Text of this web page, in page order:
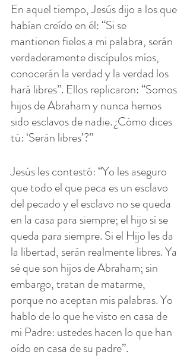
En aquel tiempo, Jesús dijo a los que
habían creído en él: “Si se
mantienen fieles a mi palabra, serán
verdaderamente discípulos míos,
conocerán la verdad y la verdad los
hará libres”. Ellos replicaron: “Somos
hijos de Abraham y nunca hemos
sido esclavos de nadie. ¿Cómo dices
tú: ‘Serán libres’?”
Jesús les contestó: “Yo les aseguro
que todo el que peca es un esclavo
del pecado y el esclavo no se queda
en la casa para siempre; el hijo sí se
queda para siempre. Si el Hijo les da
la libertad, serán realmente libres. Ya
sé que son hijos de Abraham; sin
embargo, tratan de matarme,
porque no aceptan mis palabras. Yo
hablo de lo que he visto en casa de
mi Padre: ustedes hacen lo que han
oído en casa de su padre”.